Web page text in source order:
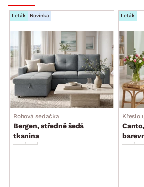
Leták Novinka
Rohová sedačka
Bergen, středně šedá
tkanina
Leták
Křeslo